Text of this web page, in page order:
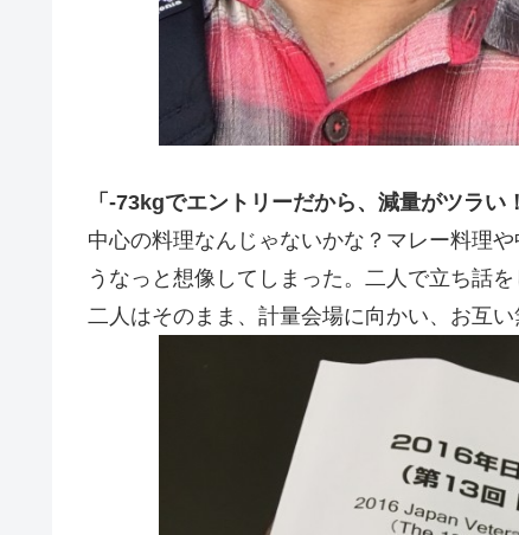
「-73kgでエントリーだから、減量がツラい
中心の料理なんじゃないかな？マレー料理
うなっと想像してしまった。二人で立ち話
二人はそのまま、計量会場に向かい、お互い